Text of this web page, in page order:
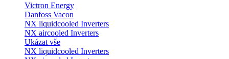
Victron Energy
Danfoss Vacon
NX liquidcooled Inverters
NX aircooled Inverters
Ukázat vše
NX liquidcooled Inverters